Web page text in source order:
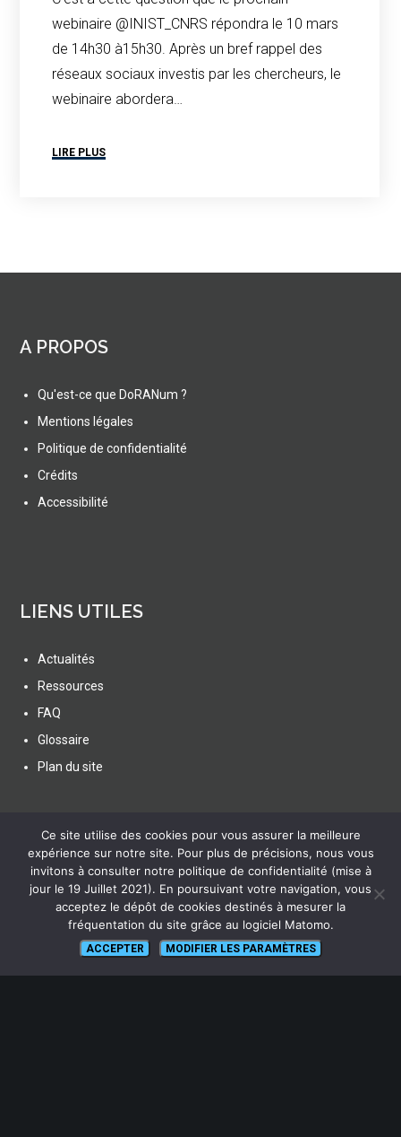
webinaire @INIST_CNRS répondra le 10 mars
de 14h30 à15h30. Après un bref rappel des
réseaux sociaux investis par les chercheurs, le
webinaire abordera…
LIRE PLUS
A PROPOS
Qu'est-ce que DoRANum ?
Mentions légales
Politique de confidentialité
Crédits
Accessibilité
LIENS UTILES
Actualités
Ressources
FAQ
Glossaire
Plan du site
SUIVEZ NOUS
lien vers Canal U
Ce site utilise des cookies pour vous assurer la meilleure
expérience sur notre site. Pour plus de précisions, nous vous
invitons à consulter notre politique de confidentialité (mise à
jour le 19 Juillet 2021). En poursuivant votre navigation, vous
acceptez le dépôt de cookies destinés à mesurer la
fréquentation du site grâce au logiciel Matomo.
ACCEPTER MODIFIER LES PARAMÈTRES